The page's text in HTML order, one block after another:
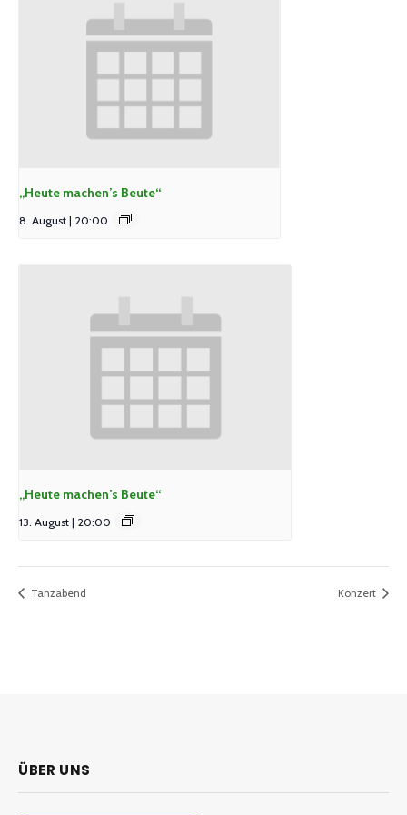
„Heute machen’s Beute“
8. August | 20:00
„Heute machen’s Beute“
13. August | 20:00
Tanzabend Konzert
ÜBER UNS